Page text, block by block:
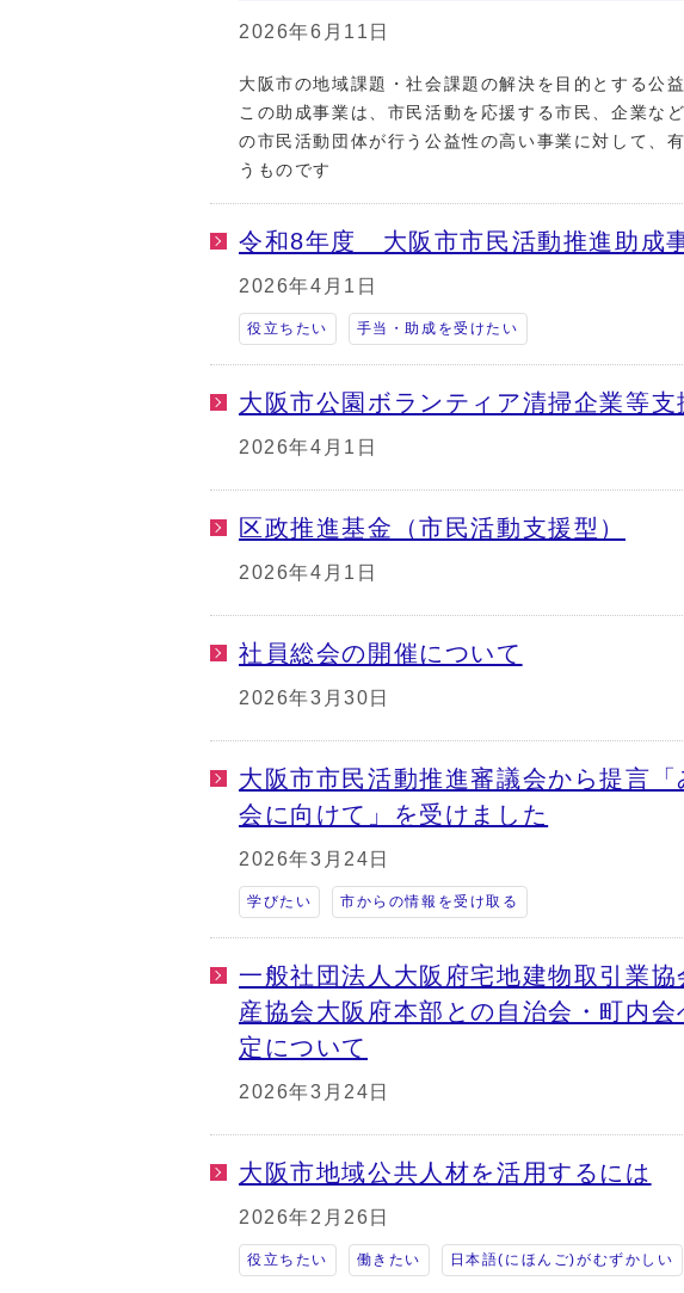
2026年6月11日
大阪市の地域課題・社会課題の解決を目的とする公
この助成事業は、市民活動を応援する市民、企業な
の市民活動団体が行う公益性の高い事業に対して、
うものです
令和8年度 大阪市市民活動推進助成
2026年4月1日
役立ちたい 手当・助成を受けたい
大阪市公園ボランティア清掃企業等
2026年4月1日
区政推進基金（市民活動支援型）
2026年4月1日
社員総会の開催について
2026年3月30日
大阪市市民活動推進審議会から提言
会に向けて」を受けました
2026年3月24日
学びたい 市からの情報を受け取る
一般社団法人大阪府宅地建物取引業
産協会大阪府本部との自治会・町内
定について
2026年3月24日
大阪市地域公共人材を活用するには
2026年2月26日
役立ちたい 働きたい 日本語(にほんご)がむずかしい